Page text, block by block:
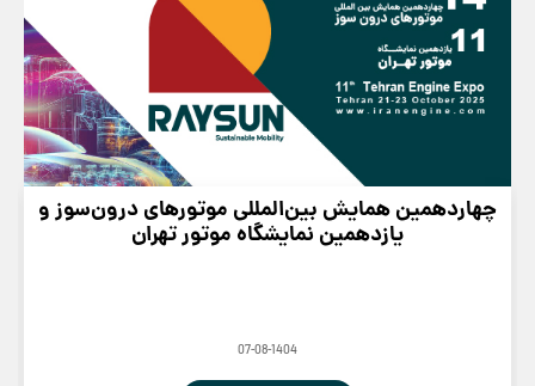
چهاردهمین همایش بین‌المللی موتورهای درون‌سوز و
یازدهمین نمایشگاه موتور تهران
07-08-1404